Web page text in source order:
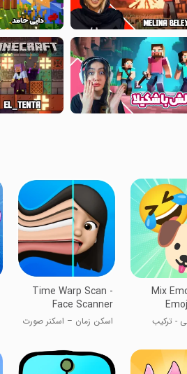
Mix
- ترکیب
Time Warp Scan -
Face Scanner
اسکن زمان – اسکنر صورت